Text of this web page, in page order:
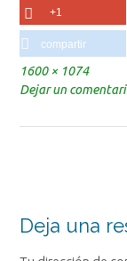
+1
compartir
Tamaño
completo
1600 × 1074
Dejar un
entrada
Deja una